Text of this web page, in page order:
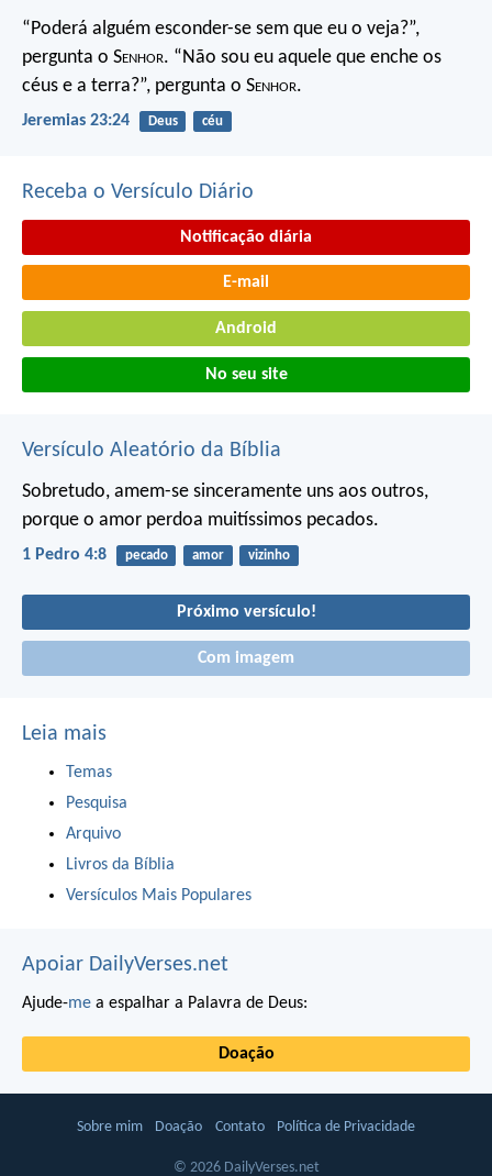
“Poderá alguém esconder-se sem que eu o veja?”,
pergunta o Senhor. “Não sou eu aquele que enche os
céus e a terra?”, pergunta o Senhor.
Jeremias 23:24 Deus céu
Receba o Versículo Diário
Notificação diária
E-mail
Android
No seu site
Versículo Aleatório da Bíblia
Sobretudo, amem-se sinceramente uns aos outros,
porque o amor perdoa muitíssimos pecados.
1 Pedro 4:8 pecado amor vizinho
Próximo versículo!
Com imagem
Leia mais
Temas
Pesquisa
Arquivo
Livros da Bíblia
Versículos Mais Populares
Apoiar DailyVerses.net
Ajude-me a espalhar a Palavra de Deus:
Doação
Sobre mim Doação Contato Política de Privacidade
© 2026 DailyVerses.net